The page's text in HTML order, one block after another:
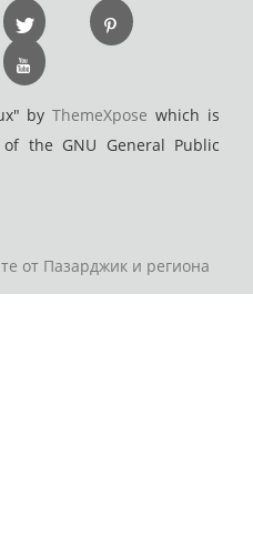
byThemeXpose which is
the GNU General Public
от Пазарджик и региона